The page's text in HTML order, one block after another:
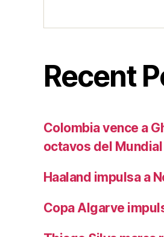
Recent
Colombia vence a
octavos del
Haaland impulsa a
Copa Algarve